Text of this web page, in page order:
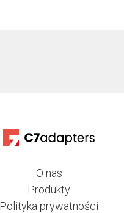
O nas
Produkty
Polityka prywatności